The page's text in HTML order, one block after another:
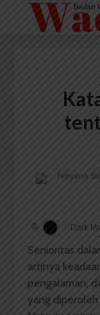
Febyana
Dark
Senioritas
artinya
pengalaman,
yang diperoleh